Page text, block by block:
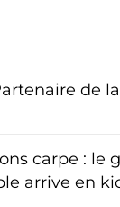
de
carpe : le
arrive en